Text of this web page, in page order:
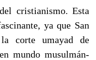
cristianismo. Esta
ya que San
corte umayad de
mundo musulmán-